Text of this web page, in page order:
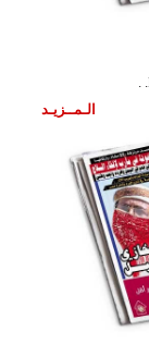
الـمــزيـد